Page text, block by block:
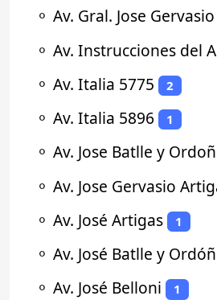
⚬ Av. Gral. Jose
⚬ Av. Instrucciones del
⚬ Av. Italia 5775 2
⚬ Av. Italia 5896 1
⚬ Av. Jose Batlle y
⚬ Av. Jose Gervasio
⚬ Av. José Artigas 1
⚬ Av. José Batlle y
⚬ Av. José Belloni 1